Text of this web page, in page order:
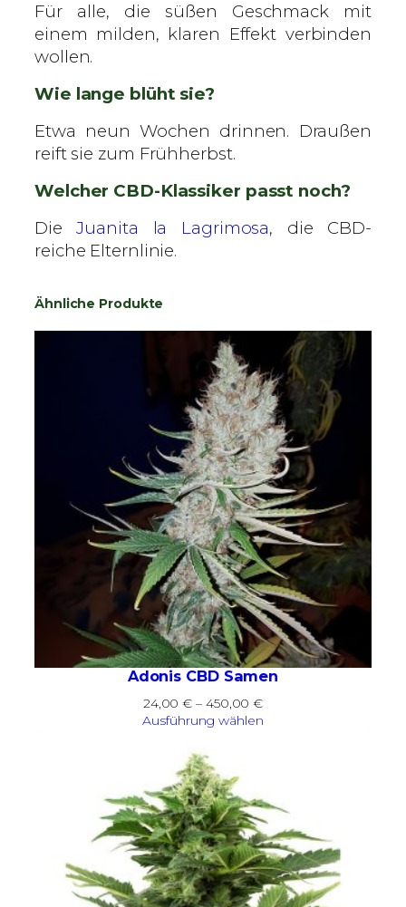
Für alle, die süßen Geschmack mit
einem milden, klaren Effekt verbinden
wollen.
Wie lange blüht sie?
Etwa neun Wochen drinnen. Draußen
reift sie zum Frühherbst.
Welcher CBD-Klassiker passt noch?
DieJuanita la Lagrimosa, die CBD-
reiche Elternlinie.
Ähnliche Produkte
Adonis CBD Samen
24,00€ – 450,00€Preisspanne:
24,00 €
Ausführung wählen